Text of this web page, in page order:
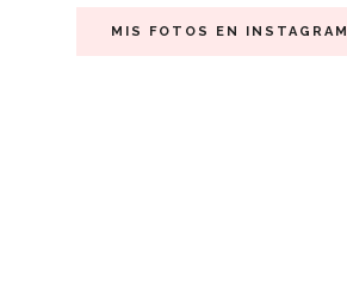
MIS FOTOS EN INSTAGRAM